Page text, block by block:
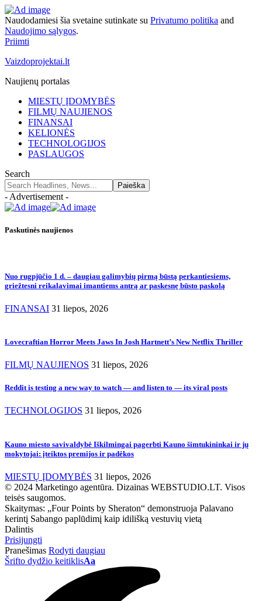
Naudodamiesi šia svetaine sutinkate su Privatumo politika and
Naudojimo sąlygos.
Priimti
Vaizdoprojektai.lt
Naujienų portalas
MIESTŲ ĮDOMYBĖS
FILMŲ NAUJIENOS
FINANSAI
KELIONĖS
TECHNOLOGIJOS
PASLAUGOS
Search
- Advertisement -
Paskutinės naujienos
Nuo rugpjūčio 1 d. – daugiau galimybių pirmą būstą perkantiesiems,
griežtesni reikalavimai imantiems antrą ar paskesnę būsto paskolą
FINANSAI 31 liepos, 2026
Lovecraftian Horror Meets Jaws In Josh Hartnett’s New Netflix Thriller
FILMŲ NAUJIENOS 31 liepos, 2026
Reddit is testing a new way to watch — and listen to — its viral posts
TECHNOLOGIJOS 31 liepos, 2026
Kauno miesto savivaldybė Iškilmingai pagerbti Kauno šimtukininkai ir jų
mokytojai: įteiktos premijos ir padėkos
MIESTŲ ĮDOMYBĖS 31 liepos, 2026
© 2024 Marketingo agentūra. Dizainas WEBSTUDIO.LT. Visos
teisės saugomos.
Skaitymas: „Four Points by Sheraton“ demonstruoja Palavano
kerintį Sabango paplūdimį kaip idilišką vestuvių vietą
Dalintis
Prisijungti
Pranešimas Rodyti daugiau
Šrifto dydžio keitiklisAa